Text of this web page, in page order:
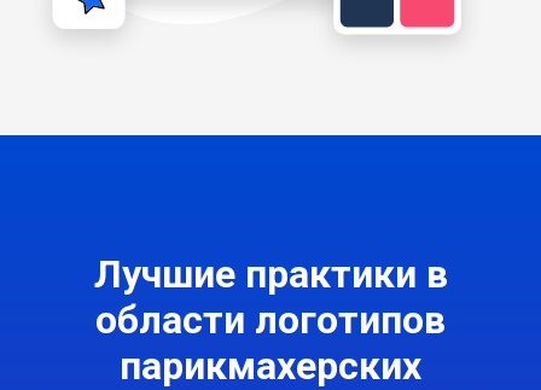
Лучшие практики в
области логотипов
парикмахерских